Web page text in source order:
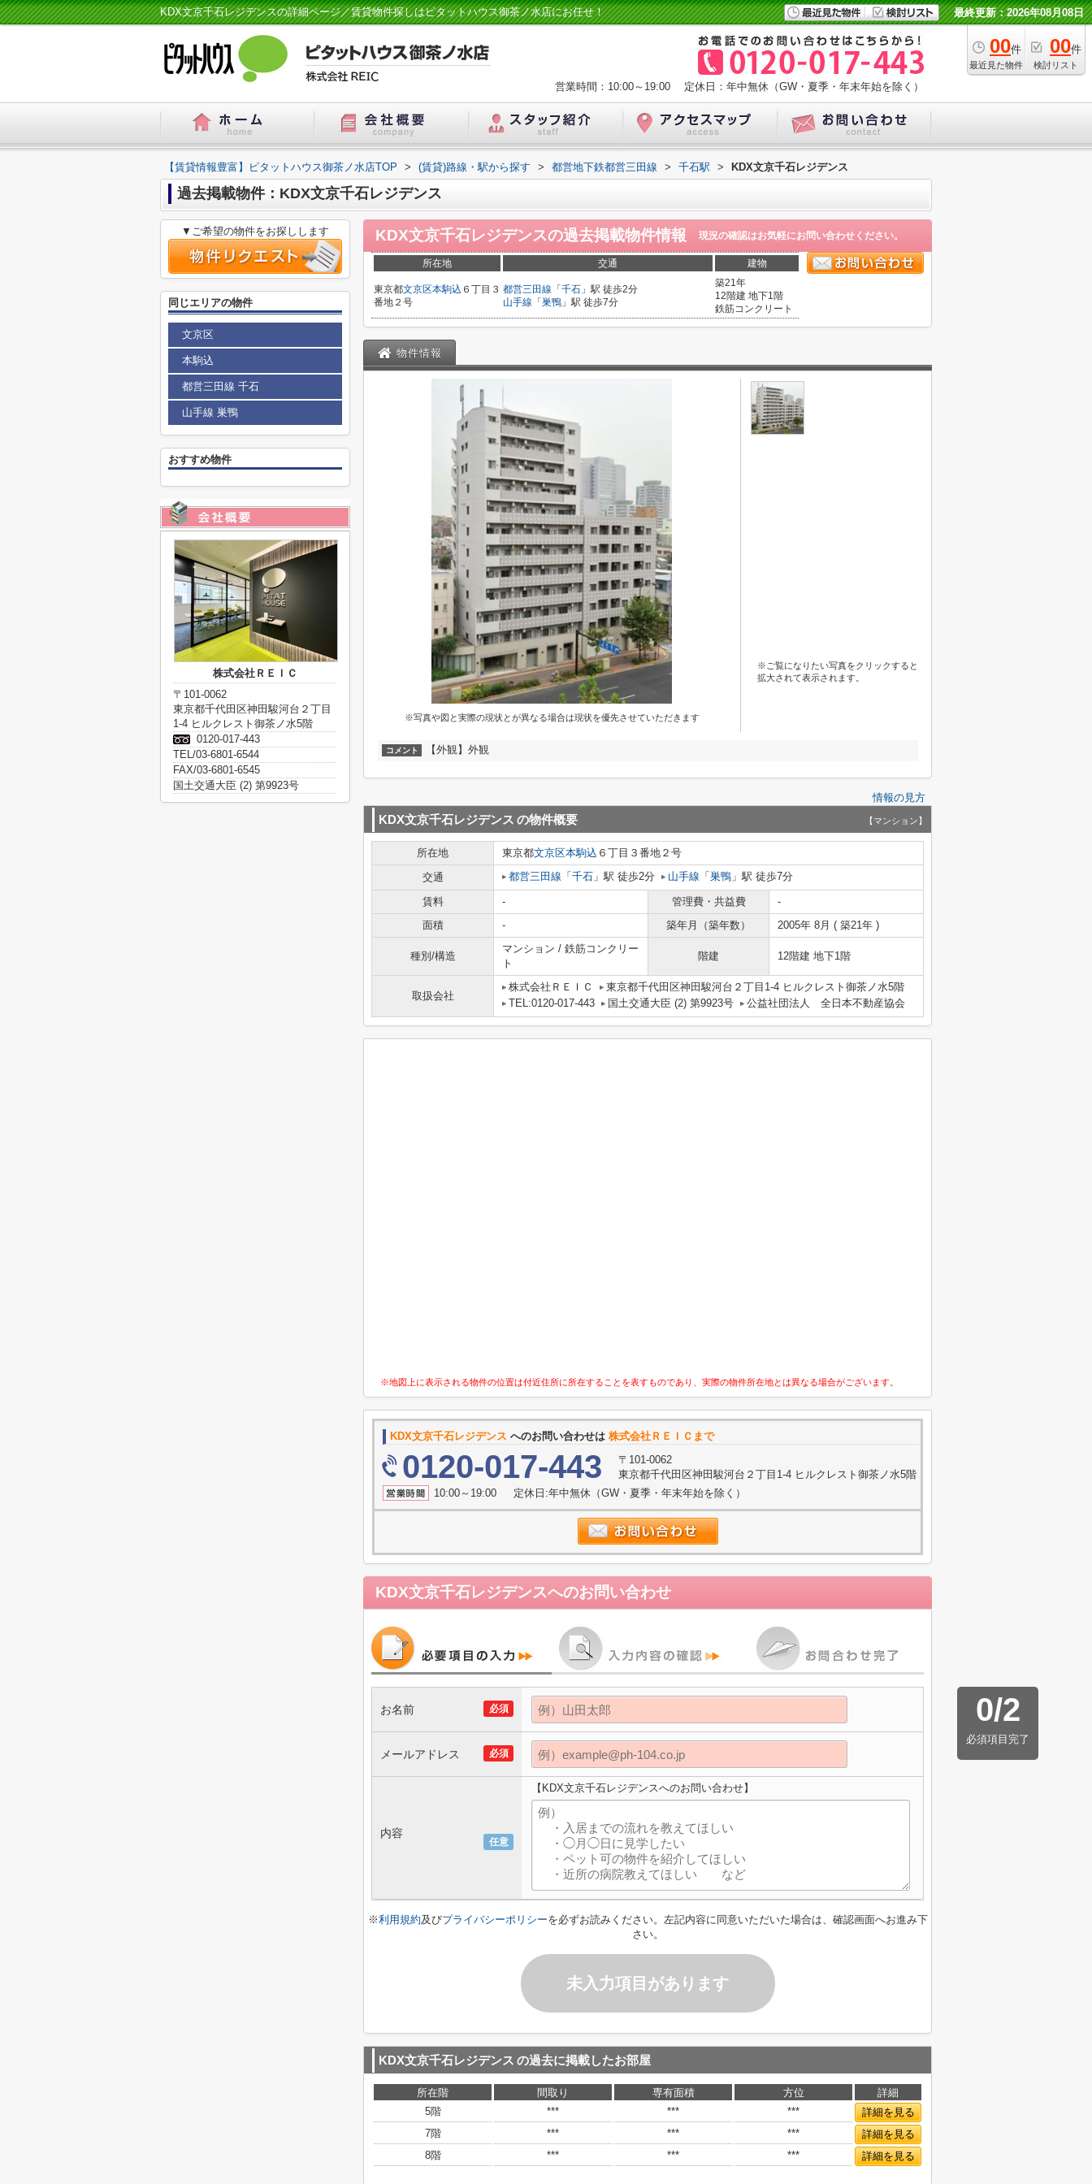
KDX文京千石レジデンスの詳細ページ／賃貸物件探しはピタットハウス御茶ノ水店にお任せ！ 最終更新：2026年08月08日
00件
最近見た物件
00件
検討リスト
営業時間：10:00～19:00 定休日：年中無休（GW・夏季・年末年始を除く）
【賃貸情報豊富】ピタットハウス御茶ノ水店TOP > (賃貸)路線・駅から探す > 都営地下鉄都営三田線 > 千石駅 > KDX文京千石レジデンス
過去掲載物件：KDX文京千石レジデンス
KDX文京千石レジデンスの過去掲載物件情報 現況の確認はお気軽にお問い合わせください。
所在地 交通 建物
東京都文京区本駒込 ６丁目３
番地２号
都営三田線 「 千石 」駅 徒歩2分
山手線 「 巣鴨 」駅 徒歩7分
築21年
12階建 地下1階
鉄筋コンクリート
物件情報
※写真や図と実際の現状とが異なる場合は現状を優先させていただきます
※ご覧になりたい写真をクリックすると
拡大されて表示されます。
コメント 【外観】外観
情報の見方
KDX文京千石レジデンス の物件概要 【マンション】
所在地 東京都文京区本駒込 ６丁目３番地２号
交通
都営三田線 「 千石 」駅 徒歩2分 山手線 「 巣鴨 」駅 徒歩7分
賃料 - 管理費・共益費
-
面積
- 築年月（築年数） 2005年 8月 ( 築21年 )
種別/構造
マンション / 鉄筋コンクリー
ト
階建 12階建 地下1階
取扱会社
株式会社ＲＥＩＣ
東京都千代田区神田駿河台２丁目1-4 ヒルクレスト御茶ノ水5階
TEL:0120-017-443
国土交通大臣 (2) 第9923号 公益社団法人 全日本不動産協会
※地図上に表示される物件の位置は付近住所に所在することを表すものであり、実際の物件所在地とは異なる場合がございます。
KDX文京千石レジデンス へのお問い合わせは 株式会社ＲＥＩＣまで
0120-017-443
〒101-0062
東京都千代田区神田駿河台２丁目1-4 ヒルクレスト御茶ノ水5階
10:00～19:00 定休日:年中無休（GW・夏季・年末年始を除く）
KDX文京千石レジデンスへのお問い合わせ
0/2
必須項目完了
必須
お名前
必須
メールアドレス
任意
内容
【KDX文京千石レジデンスへのお問い合わせ】
※利用規約及びプライバシーポリシーを必ずお読みください。左記内容に同意いただいた場合は、確認画面へお進み下
さい。
未入力項目があります
KDX文京千石レジデンス の過去に掲載したお部屋
所在階 間取り 専有面積 方位
詳細
5階
*** *** ***
詳細を見る
7階
*** *** ***
詳細を見る
8階
*** *** *** 詳細を見る
▼ご希望の物件をお探しします
同じエリアの物件
文京区
本駒込
都営三田線 千石
山手線 巣鴨
おすすめ物件
株式会社ＲＥＩＣ
〒101-0062
東京都千代田区神田駿河台２丁目
1-4 ヒルクレスト御茶ノ水5階
0120-017-443
TEL/03-6801-6544
FAX/03-6801-6545
国土交通大臣 (2) 第9923号